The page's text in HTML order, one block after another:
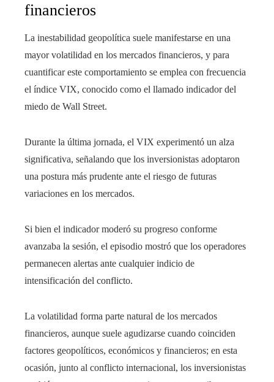
financieros
La inestabilidad geopolítica suele manifestarse en una
mayor volatilidad en los mercados financieros, y para
cuantificar este comportamiento se emplea con frecuencia
el índice VIX, conocido como el llamado indicador del
miedo de Wall Street.
Durante la última jornada, el VIX experimentó un alza
significativa, señalando que los inversionistas adoptaron
una postura más prudente ante el riesgo de futuras
variaciones en los mercados.
Si bien el indicador moderó su progreso conforme
avanzaba la sesión, el episodio mostró que los operadores
permanecen alertas ante cualquier indicio de
intensificación del conflicto.
La volatilidad forma parte natural de los mercados
financieros, aunque suele agudizarse cuando coinciden
factores geopolíticos, económicos y financieros; en esta
ocasión, junto al conflicto internacional, los inversionistas